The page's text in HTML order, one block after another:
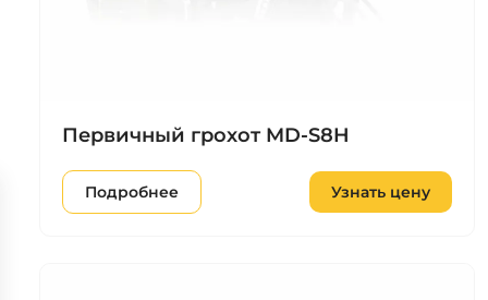
Первичный грохот MD-S8H
Подробнее Узнать цену